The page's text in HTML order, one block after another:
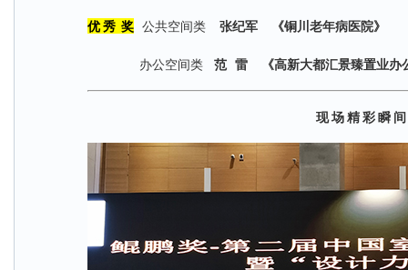
优 秀 奖 公共空间类 张纪军 《铜川老年病医院》
办公空间类 范 雷 《高新大都汇景臻置业办
现 场 精 彩 瞬 间